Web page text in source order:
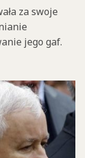
za swoje
jego gaf.